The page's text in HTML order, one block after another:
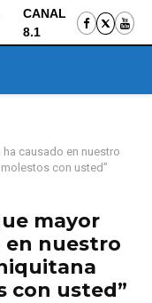
CANAL
8.1
ha causado en nuestro
con usted”
mayor
en nuestro
con usted”